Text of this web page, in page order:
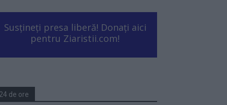
Susțineți presa liberă! Donați aici
pentru Ziaristii.com!
de ore